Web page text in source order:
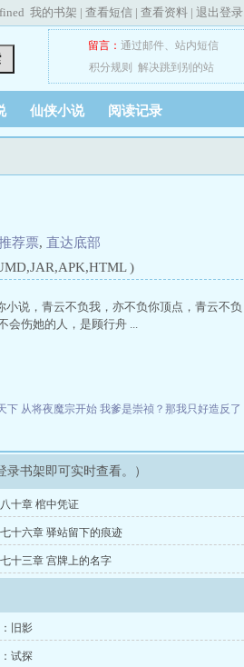
我的书架 | 查看短信 | 查看资料 | 退出登录
留言： 通过邮件、 站内短信
积分规则
解决跳到别的站
仙侠小说 阅读记录
荐票, 直达底部
)
说，青云不负我，亦不负你顶点，青云不负
会伤她的人，是顾行舟 ...
下 从将夜魔宗开始 我爹是崇祯？那我只好造反了
书架即可实时查看。）
十章 棺中凭证
十六章 驿站留下的痕迹
十三章 宫牌上的名字
旧影
试探